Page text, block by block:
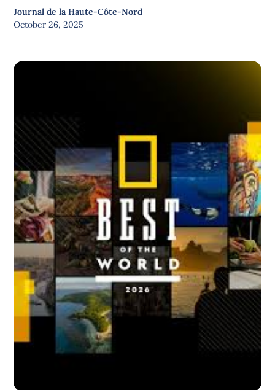
Journal de la Haute-Côte-Nord
October 26, 2025